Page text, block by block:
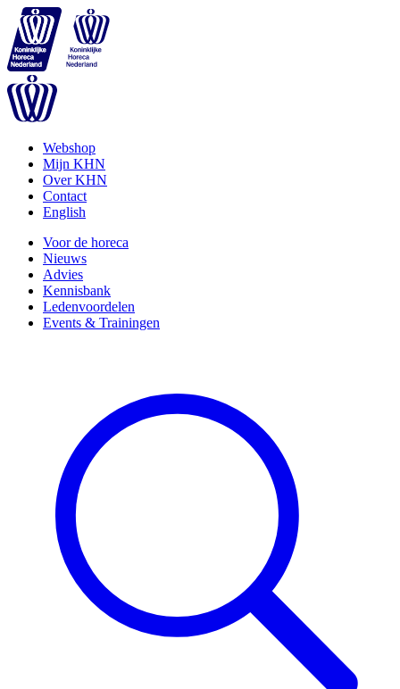
Webshop
Mijn KHN
Over KHN
Contact
English
Voor de horeca
Nieuws
Advies
Kennisbank
Ledenvoordelen
Events & Trainingen